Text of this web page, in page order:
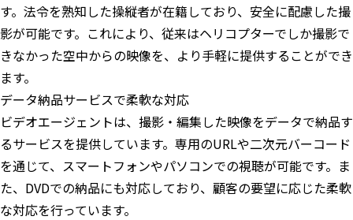
す。法令を熟知した操縦者が在籍しており、安全に配慮した撮
影が可能です。これにより、従来はヘリコプターでしか撮影で
きなかった空中からの映像を、より手軽に提供することができ
ます。
データ納品サービスで柔軟な対応
ビデオエージェントは、撮影・編集した映像をデータで納品す
るサービスを提供しています。専用のURLや二次元バーコード
を通じて、スマートフォンやパソコンでの視聴が可能です。ま
た、DVDでの納品にも対応しており、顧客の要望に応じた柔軟
な対応を行っています。